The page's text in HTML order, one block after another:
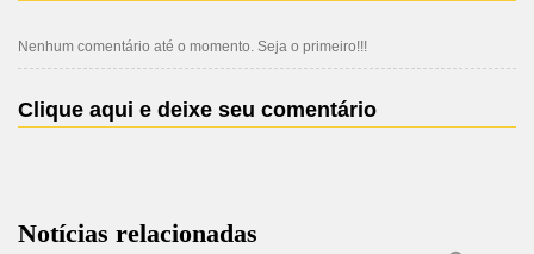
Nenhum comentário até o momento. Seja o primeiro!!!
Clique aqui e deixe seu comentário
Notícias relacionadas